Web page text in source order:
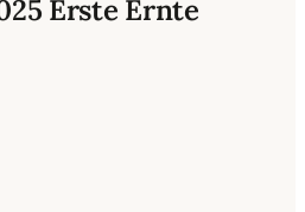
Erste Ernte